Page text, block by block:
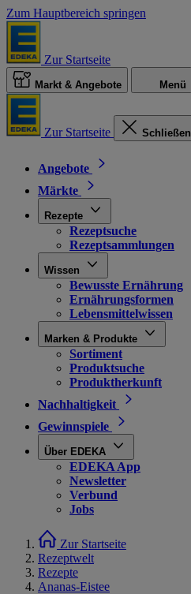
Zum Hauptbereich springen
Zur Startseite
Markt & Angebote Menü
Zur Startseite Schließen
Angebote
Märkte
Rezepte
Rezeptsuche
Rezeptsammlungen
Wissen
Bewusste Ernährung
Ernährungsformen
Lebensmittelwissen
Marken & Produkte
Sortiment
Produktsuche
Produktherkunft
Nachhaltigkeit
Gewinnspiele
Über EDEKA
EDEKA App
Newsletter
Verbund
Jobs
Zur Startseite
Rezeptwelt
Rezepte
Ananas-Eistee